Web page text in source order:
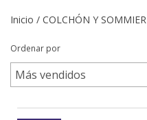
Inicio / COLCHÓN Y SOMMIER
Ordenar por